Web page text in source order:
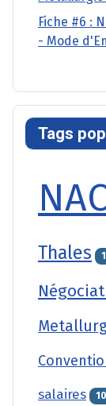
Fiche #6 :
- Mode
Tags
Thales
salaires 10